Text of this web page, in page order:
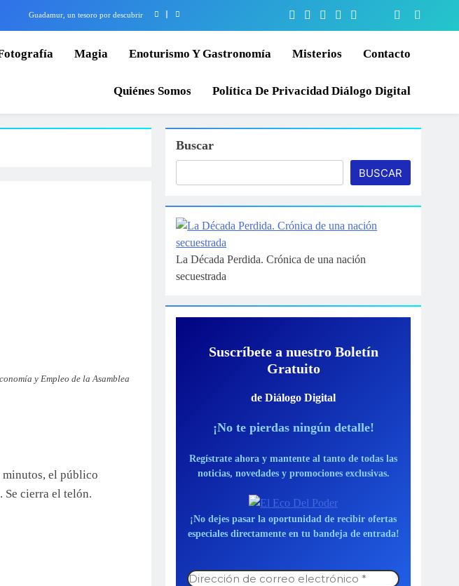
Guadamur, un tesoro por descubrir
Magia Enoturismo Y Gastronomía Misterios Contacto
Quiénes Somos Política De Privacidad Diálogo Digital
y Empleo de la Asamblea
minutos, el público
Se cierra el telón.
Buscar
BUSCAR
La Década Perdida. Crónica de una nación
secuestrada
Suscríbete a nuestro Boletín
Gratuito
de Diálogo Digital
¡No te pierdas ningún detalle!
Regístrate ahora y mantente al tanto de todas las
noticias, novedades y promociones exclusivas.
¡No dejes pasar la oportunidad de recibir ofertas
especiales directamente en tu bandeja de entrada!